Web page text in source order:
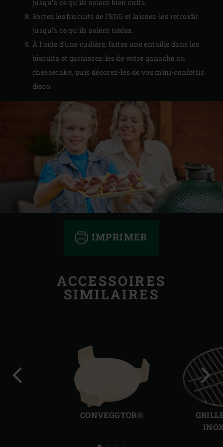
jusqu’à ce qu’ils soient bien cuits.
Sortez les biscuits de l’EGG et laissez-les refroidir
jusqu’à ce qu’ils soient tièdes.
À l’aide d’une cuillère, faites une entaille dans les
biscuits et garnissez-les de votre ganache au
cheesecake, puis décorez-les de vos mini-confettis
disco.
IMPRIMER
ACCESSOIRES
SIMILAIRES
CONVEGGTOR®